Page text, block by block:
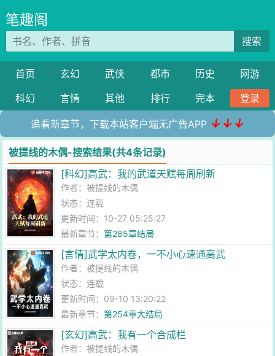
笔趣阁
搜索
首页 玄幻 武侠 都市 历史
网游
科幻
言情 其他 排行 完本 登录
追看新章节，下载本站客户端无广告APP ↓↓↓
被提线的木偶-搜索结果(共4条记录)
[科幻]高武：我的武道天赋每周刷新
作者：被提线的木偶
状态：连载
更新时间：10-27 05:25:27
最新章节：第285章结局
[言情]武学太内卷，一不小心速通高武
作者：被提线的木偶
状态：连载
更新时间：09-10 13:20:22
最新章节：第254章大结局
[玄幻]高武：我有一个合成栏
作者：被提线的木偶